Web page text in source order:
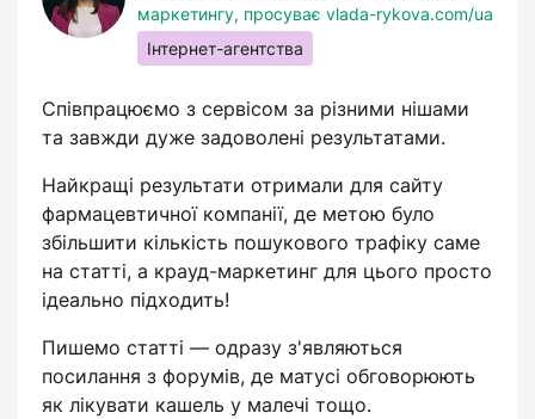
маркетингу, просуває vlada-rykova.com/ua
Інтернет-агентства
Співпрацюємо з сервісом за різними нішами
та завжди дуже задоволені результатами.
Найкращі результати отримали для сайту
фармацевтичної компанії, де метою було
збільшити кількість пошукового трафіку саме
на статті, а крауд-маркетинг для цього просто
ідеально підходить!
Пишемо статті — одразу з'являються
посилання з форумів, де матусі обговорюють
як лікувати кашель у малечі тощо.